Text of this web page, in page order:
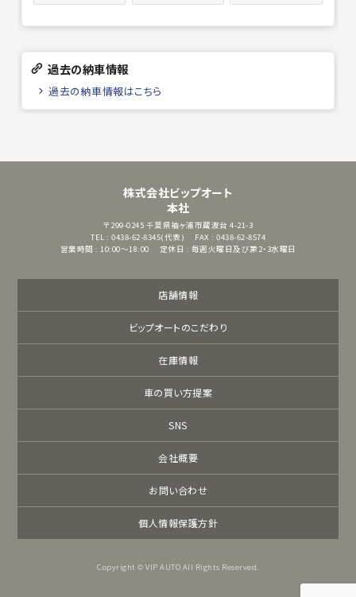
過去の納車情報
過去の納車情報はこちら
株式会社ビップオート
本社
〒299-0245 千葉県袖ヶ浦市蔵波台 4-21-3
TEL : 0438-62-8345(代表)
FAX : 0438-62-8574
営業時間 : 10:00～18:00
定休日 : 毎週火曜日及び第2・3水曜日
店舗情報
ビップオートのこだわり
在庫情報
車の買い方提案
SNS
会社概要
お問い合わせ
個人情報保護方針
Copyright © VIP AUTO All Rights Reserved.